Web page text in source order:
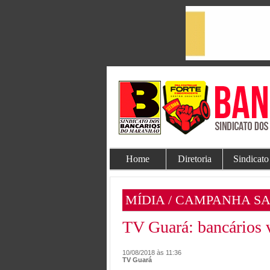
Home Diretoria Sindicato
MÍDIA / CAMPANHA
TV Guará: bancários
10/08/2018 às 11:36
TV Guará